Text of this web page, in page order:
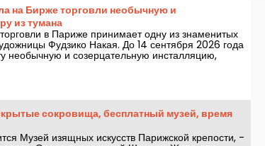
на Бирже торговли необычную и
из тумана
в Париже принимает одну из знаменитых
Фудзико Накая. До 14 сентября 2026 года
необычную и созерцательную инсталляцию,
сокровища, бесплатный музей, время
Музей изящных искусств Парижской крепости, -